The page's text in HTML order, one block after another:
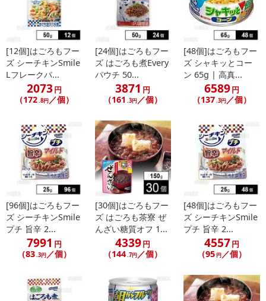
休業日
■その他共通および商品カテゴリー別注意事項（※必ずご確認くだ
さい）
こちらの情報は2026-07-09 14:13:35.0 での情報となります。
[12個]はごろもフー
ズ シーチキンSmile
Lフレークパ...
2073円
（172.8円／個）
[24個]はごろもフー
ズ はごろも煮Every
パウチ 50...
3871 円
（161 .3円 ／個）
[48個]はごろもフー
ズ シャキッとコー
ン 65g | 高真...
6589円
（137.3円 ／個）
[96個]はごろもフー
ズ シーチキンSmile
プチ 旨辛 2...
7991 円
（83.3円／個）
[30個]はごろもフー
ズ はごろも茶寮 ぜ
んざい糖質オフ 1...
4339円
（144.7円／個）
[48個]はごろもフー
ズ シーチキンSmile
プチ 旨辛 2...
4557円
（95 円／個）